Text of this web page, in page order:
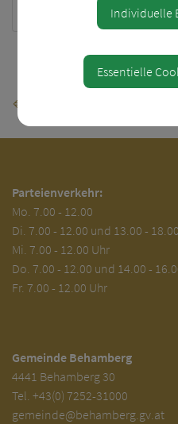
Teile
⇐ zurück
Parteienverkehr:
Mo. 7.00 - 12.00
Di. 7.00 - 12.00 und 13.00 -
Mi. 7.00 - 12.00 Uhr
Do. 7.00 - 12.00 und 14.00 -
Fr. 7.00 - 12.00 Uhr
Gemeinde Behamberg
4441 Behamberg 30
Tel. +43(0) 7252-31000
gemeinde@behamberg.gv.at
Individuelle
Essentielle